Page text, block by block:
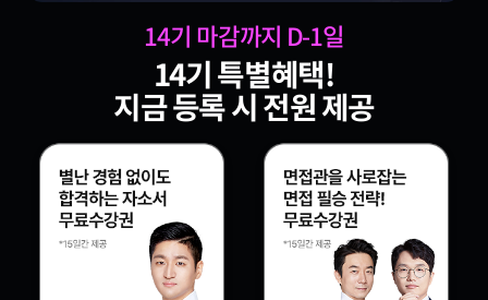
14기 마감까지 D-1일
14기 특별혜택!
지금 등록 시 전원 제공